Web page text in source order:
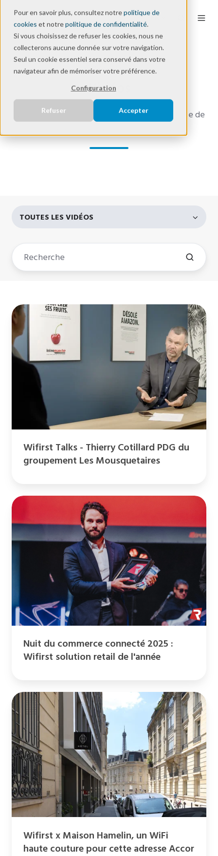
Pour en savoir plus, consultez notrepolitique de
cookies et notrepolitique de confidentialité.
Si vous choisissez de refuser les cookies, nous ne
collecterons aucune donnée sur votre navigation.
Seul un cookie essentiel sera conservé dans votre
navigateur afin de mémoriser votre préférence.
Configuration
Refuser Accepter
FR
Ressources
Vidéos
Nous avons regroupé sur cette page l'ensemble de
TOUTES LES VIDÉOS
Wifirst
Talks
-
Thierry
Cotillard
groupement
Mousquetaires
Wifirst Talks - Thierry Cotillard PDG du
groupement Les Mousquetaires
Nuit
commerce
connecté
retail
de
l'année
Nuit du commerce connecté 2025 :
Wifirst solution retail de l'année
Wifirst
x
Maison
Hamelin,
un
WiFi
haute
couture
pour
cette
adresse
Accor
Wifirst x Maison Hamelin, un WiFi
haute couture pour cette adresse Accor